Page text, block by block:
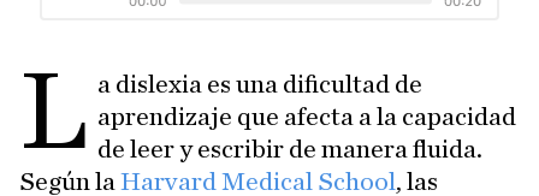
L a dislexia es una dificultad de
aprendizaje que afecta a la capacidad
de leer y escribir de manera fluida.
Según la Harvard Medical School , las